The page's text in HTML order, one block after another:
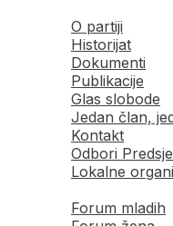
O partiji
Historijat
Dokumenti
Publikacije
Glas slobode
Jedan član,
Kontakt
Odbori
Lokalne
Forum mladih